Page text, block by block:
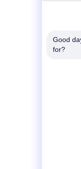
Good
for?